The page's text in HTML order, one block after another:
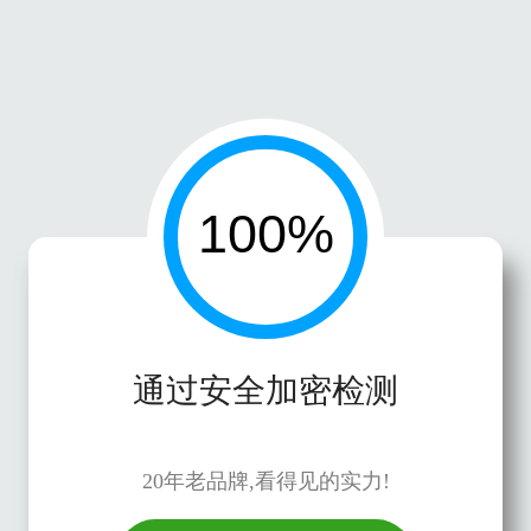
通过安全加密检测
20年老品牌,看得见的实力!